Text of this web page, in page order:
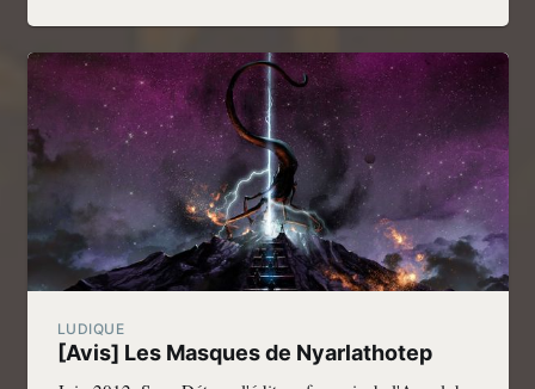
LUDIQUE
[Avis] Les Masques de Nyarlathotep